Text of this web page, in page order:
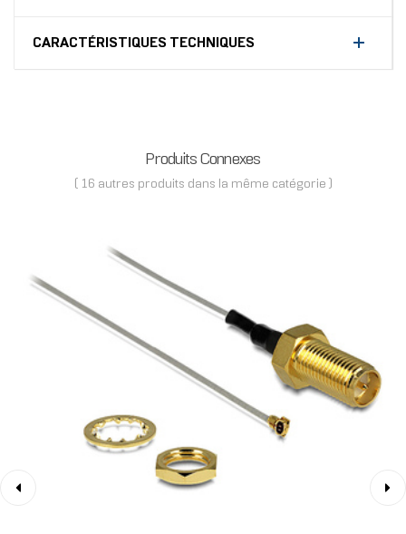
CARACTÉRISTIQUES TECHNIQUES
Produits Connexes
( 16 autres produits dans la même catégorie )